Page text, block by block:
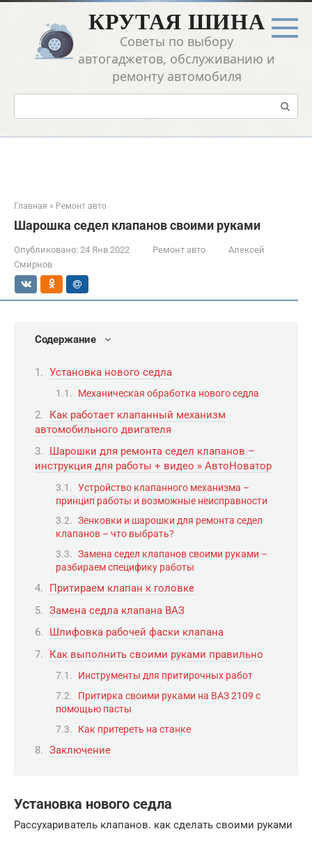
Перейти
контенту
КРУТАЯ ШИНА
Советы по выбору
автогаджетов, обслуживанию и
ремонту автомобиля
Поиск:
Главная » Ремонт авто
Шарошка седел клапанов своими руками
Опубликовано: 24 Янв 2022 Ремонт авто
Алексей
Смирнов
Содержание
Установка нового седла
Механическая обработка нового седла
Как работает клапанный механизм
автомобильного двигателя
Шарошки для ремонта седел клапанов –
инструкция для работы + видео » АвтоНоватор
Устройство клапанного механизма –
принцип работы и возможные неисправности
Зенковки и шарошки для ремонта седел
клапанов – что выбрать?
Замена седел клапанов своими руками –
разбираем специфику работы
Притираем клапан к головке
Замена седла клапана ВАЗ
Шлифовка рабочей фаски клапана
Как выполнить своими руками правильно
Инструменты для притирочных работ
Притирка своими руками на ВАЗ 2109 с
помощью пасты
Как притереть на станке
Заключение
Установка нового седла
Рассухариватель клапанов. как сделать своими руками